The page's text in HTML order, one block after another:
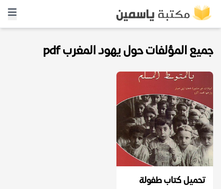
جميع المؤلفات حول يهود المغرب pdf
تحميل كتاب طفولة